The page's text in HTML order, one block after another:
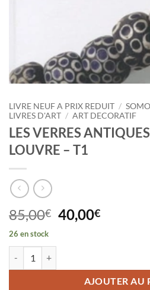
LIVRE NEUF A PRIX REDUIT /
LIVRES D'ART / ART DECORATIF
LES VERRES
LOUVRE – T1
85,00€ Le
prix
85,00€.
40,00€Le
40,00€.
26 en stock
AJOUTER AU